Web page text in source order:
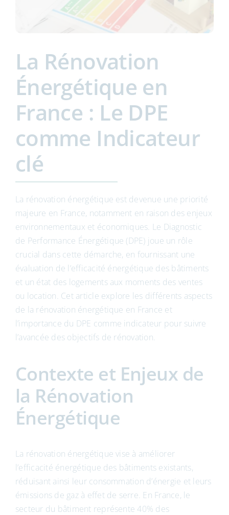
La Rénovation
Énergétique en
France : Le DPE
comme Indicateur
clé
La rénovation énergétique est devenue une priorité
majeure en France, notamment en raison des enjeux
environnementaux et économiques. Le Diagnostic
de Performance Énergétique (DPE) joue un rôle
crucial dans cette démarche, en fournissant une
évaluation de l’efficacité énergétique des bâtiments
et un état des logements aux moments des ventes
ou location. Cet article explore les différents aspects
de la rénovation énergétique en France et
l’importance du DPE comme indicateur pour suivre
l’avancée des objectifs de rénovation.
Contexte et Enjeux de
la Rénovation
Énergétique
La rénovation énergétique vise à améliorer
l’efficacité énergétique des bâtiments existants,
réduisant ainsi leur consommation d’énergie et leurs
émissions de gaz à effet de serre. En France, le
secteur du bâtiment représente 40% des